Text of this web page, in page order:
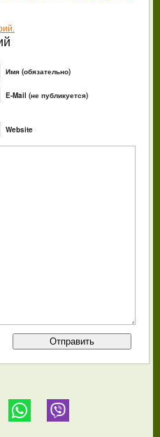
Имя (обязательно)
E-Mail (не публикуется)
Website